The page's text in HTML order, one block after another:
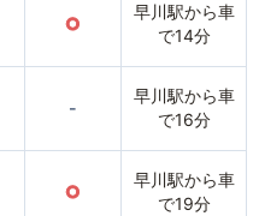
○
早川駅から車
で14分
-
早川駅から車
で16分
○
早川駅から車
で19分